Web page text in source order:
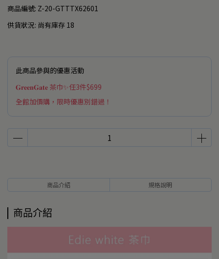
商品編號: Z-20-GTTTX62601
供貨狀況: 尚有庫存 18
此商品參與的優惠活動
𝐆𝐫𝐞𝐞𝐧𝐆𝐚𝐭𝐞 茶巾✨任3件$699
全館加價購，限時優惠別錯過！
商品介紹 規格說明
商品介紹